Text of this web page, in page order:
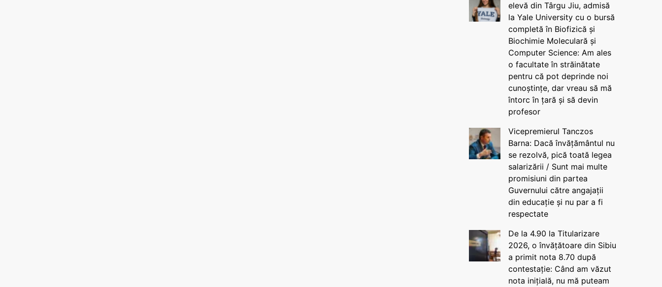
elevă din Târgu Jiu, admisă
la Yale University cu o bursă
completă în Biofizică și
Biochimie Moleculară și
Computer Science: Am ales
o facultate în străinătate
pentru că pot deprinde noi
cunoștințe, dar vreau să mă
întorc în țară și să devin
profesor
Vicepremierul Tanczos
Barna: Dacă învățământul nu
se rezolvă, pică toată legea
salarizării / Sunt mai multe
promisiuni din partea
Guvernului către angajații
din educație și nu par a fi
respectate
De la 4.90 la Titularizare
2026, o învățătoare din Sibiu
a primit nota 8.70 după
contestație: Când am văzut
nota inițială, nu mă puteam